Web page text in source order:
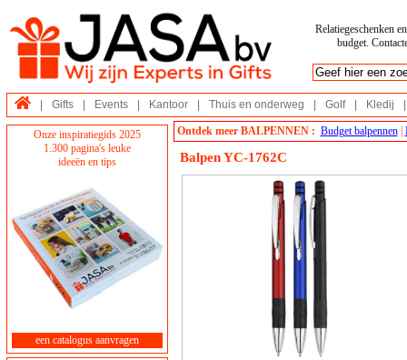
Relatiegeschenken
budget.
Gifts Events Kantoor Thuis en onderweg Golf Kledij
Onze inspiratiegids 2025
1.300 pagina's leuke
ideeën en tips
een catalogus aanvragen
Ontdek meer BALPENNEN : Budget balpennen|
Balpen YC-1762C